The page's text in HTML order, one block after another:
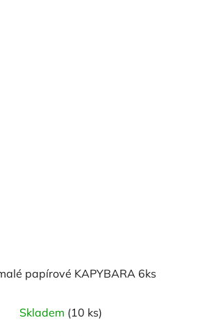
papírové KAPYBARA 6ks
Skladem (10 ks)